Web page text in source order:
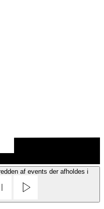
af events der afholdes i